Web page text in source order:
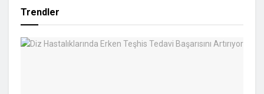
Trendler